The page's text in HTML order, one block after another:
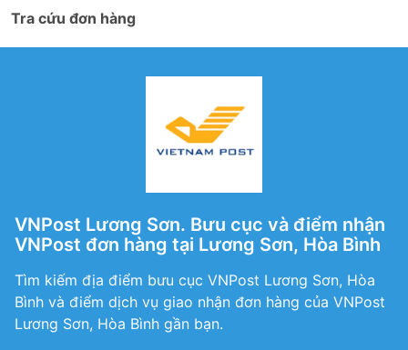
Tra cứu đơn hàng
VNPost Lương Sơn. Bưu cục và điểm nhận
VNPost đơn hàng tại Lương Sơn, Hòa Bình
Tìm kiếm địa điểm bưu cục VNPost Lương Sơn, Hòa
Bình và điểm dịch vụ giao nhận đơn hàng của VNPost
Lương Sơn, Hòa Bình gần bạn.